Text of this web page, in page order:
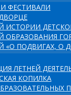
ФЕСТИВАЛИ
ИСТОРИИ
ОБРАЗОВАНИЯ
«О ПОДВИГАХ, О
ЛЕТНЕЙ
КОПИЛКА